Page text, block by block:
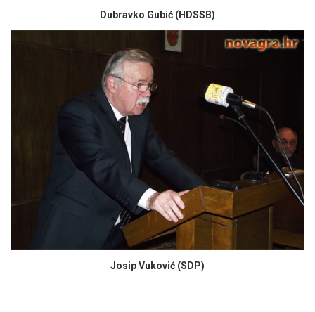
Dubravko Gubić (HDSSB)
Josip Vuković (SDP)